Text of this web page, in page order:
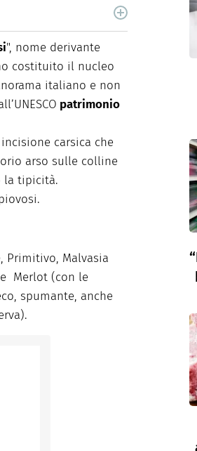
quale trovi idee veloci,
", nome derivante
costituito il nucleo
italiano e non
patrimonio
carsica che
arso sulle colline
la tipicità.
Primitivo, Malvasia
Merlot (con le
spumante, anche